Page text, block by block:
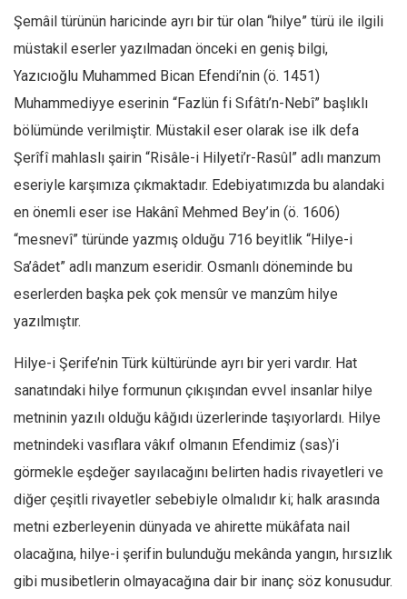
Tüm Sayılar
Kategoriler
Kültür Sanat
Kitap
Karisi kitap sualleri
7 soruda bu hafta
Ekonomi
Spor
Hayat
Türkiye
Siyaset
Asya
Afrika
İslam Dünyası
Şemâil türünün haricinde ayrı bir tür olan “hilye” türü ile ilgili
müstakil eserler yazılmadan önceki en geniş bilgi,
Yazıcıoğlu Muhammed Bican Efendi’nin (ö. 1451)
Muhammediyye eserinin “Fazlün fi Sıfâtı’n-Nebî” başlıklı
bölümünde verilmiştir. Müstakil eser olarak ise ilk defa
Şerîfî mahlaslı şairin “Risâle-i Hilyeti’r-Rasûl” adlı manzum
eseriyle karşımıza çıkmaktadır. Edebiyatımızda bu alandaki
en önemli eser ise Hakânî Mehmed Bey’in (ö. 1606)
“mesnevî” türünde yazmış olduğu 716 beyitlik “Hilye-i
Sa’âdet” adlı manzum eseridir. Osmanlı döneminde bu
eserlerden başka pek çok mensûr ve manzûm hilye
yazılmıştır.
Hilye-i Şerife’nin Türk kültüründe ayrı bir yeri vardır. Hat
sanatındaki hilye formunun çıkışından evvel insanlar hilye
metninin yazılı olduğu kâğıdı üzerlerinde taşıyorlardı. Hilye
metnindeki vasıflara vâkıf olmanın Efendimiz (sas)’i
görmekle eşdeğer sayılacağını belirten hadis rivayetleri ve
diğer çeşitli rivayetler sebebiyle olmalıdır ki; halk arasında
metni ezberleyenin dünyada ve ahirette mükâfata nail
olacağına, hilye-i şerifin bulunduğu mekânda yangın, hırsızlık
gibi musibetlerin olmayacağına dair bir inanç söz konusudur.